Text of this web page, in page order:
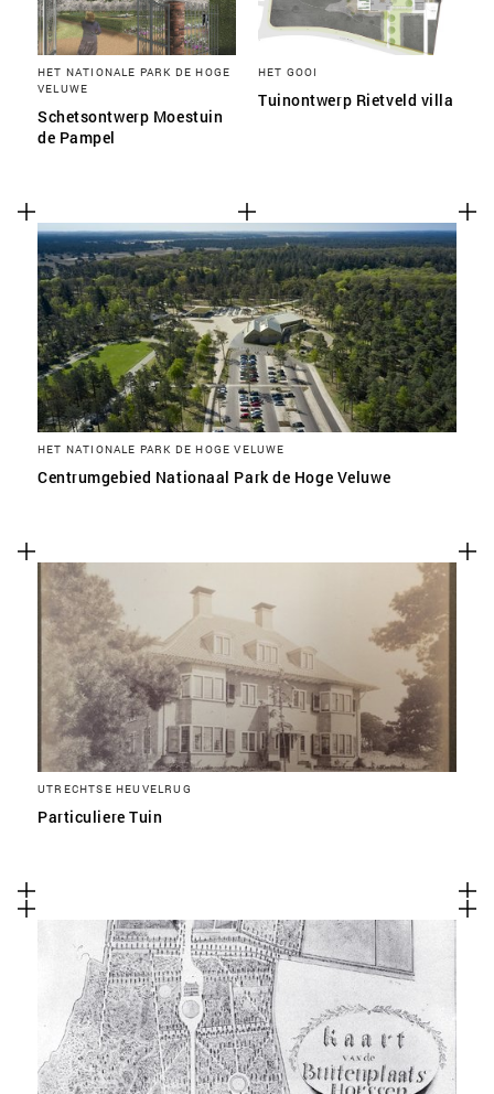
HET NATIONALE PARK DE HOGE
VELUWE
Schetsontwerp Moestuin
de Pampel
HET GOOI
Tuinontwerp Rietveld villa
HET NATIONALE PARK DE HOGE VELUWE
Centrumgebied Nationaal Park de Hoge Veluwe
UTRECHTSE HEUVELRUG
Particuliere Tuin